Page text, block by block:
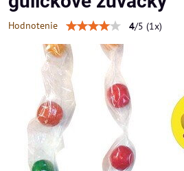
Hodnotenie 4/5 (1x)